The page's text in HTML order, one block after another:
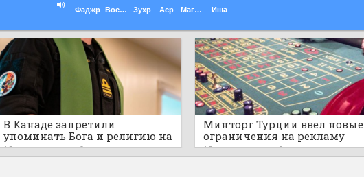
Фаджр Восход Зухр Аср Магриб Иша
В Канаде запретили
упоминать Бога и религию на
публичных военных
мероприятиях
15 минут назад 0
Минторг Турции ввел новые
ограничения на рекламу
азартных игр и астрологов
17 минут назад 0